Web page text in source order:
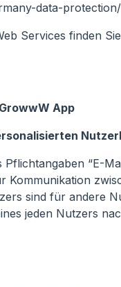
data-protection/
Services finden Sie
App
“E-
Kommunikation
sind für andere
jeden Nutzers